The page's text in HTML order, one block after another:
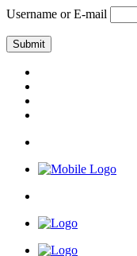
Username or E-mail